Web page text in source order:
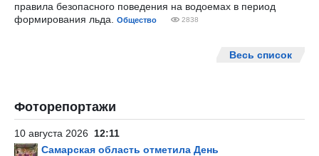
правила безопасного поведения на водоемах в период
формирования льда.
Общество 2838
Весь список
Фоторепортажи
10 августа 2026 12:11
Самарская область отметила День